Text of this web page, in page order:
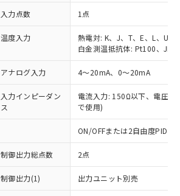
入力点数 1点
温度入力
熱電対: K、J、T、E、L、U
白金測温抵抗体: Pt100、
アナログ入力 4～20mA、0～20mA
入力インピーダン
ス
電流入力: 150Ω以下、電圧入
で使用)
ON/OFFまたは2自由度PID（
制御出力総点数 2点
制御出力(1) 出力ユニット別売